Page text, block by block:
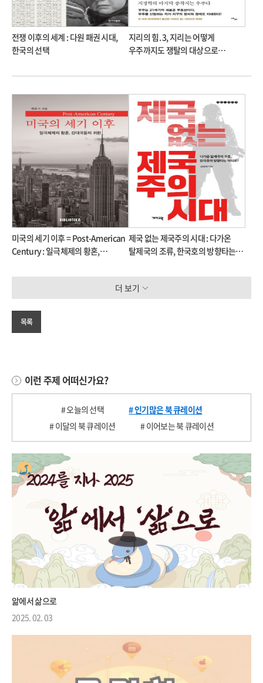
전쟁 이후의 세계 : 다원 패권 시대,
한국의 선택
지리의 힘. 3, 지리는 어떻게
우주까지도 쟁탈의 대상으로
미국의 세기 이후 = Post-American
Century : 일극체제의 황혼,
제국 없는 제국주의 시대 : 다가온
탈제국의 조류, 한국호의 방향타는
더 보기
목록
이런 주제 어떠신가요?
# 오늘의 선택
# 인기많은 북 큐레이션
# 이달의 북 큐레이션
# 이어보는 북 큐레이션
앎에서 삶으로
2025. 02. 03